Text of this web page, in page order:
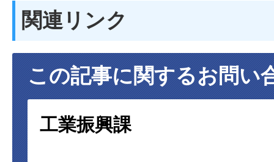
関連リンク
この記事に関するお問い
工業振興課